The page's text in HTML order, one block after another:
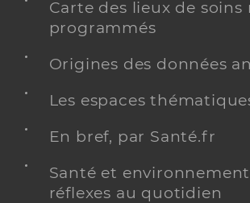
Carte des lieux de soins
programmés
Origines des données
Les espaces
En bref, par Santé.fr
Santé et
réflexes au quotidien